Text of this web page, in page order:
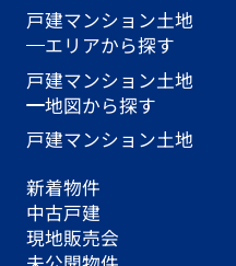
戸建マンション土地
エリアから探す
戸建マンション土地
地図から探す
戸建マンション土地
新着物件
中古戸建
現地販売会